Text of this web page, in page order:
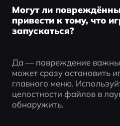
Могут ли
привести к тому, что
запускаться?
Да — повреждение
может сразу остановить
главного меню.
целостности файлов в
обнаружить.